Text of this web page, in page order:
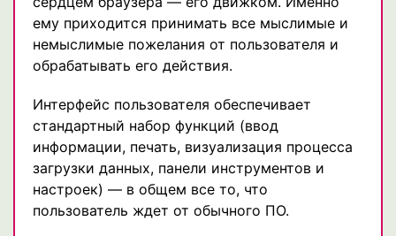
ему приходится принимать все мыслимые и
немыслимые пожелания от пользователя и
обрабатывать его действия.
Интерфейс пользователя обеспечивает
стандартный набор функций (ввод
информации, печать, визуализация процесса
загрузки данных, панели инструментов и
настроек) — в общем все то, что
пользователь ждет от обычного ПО.